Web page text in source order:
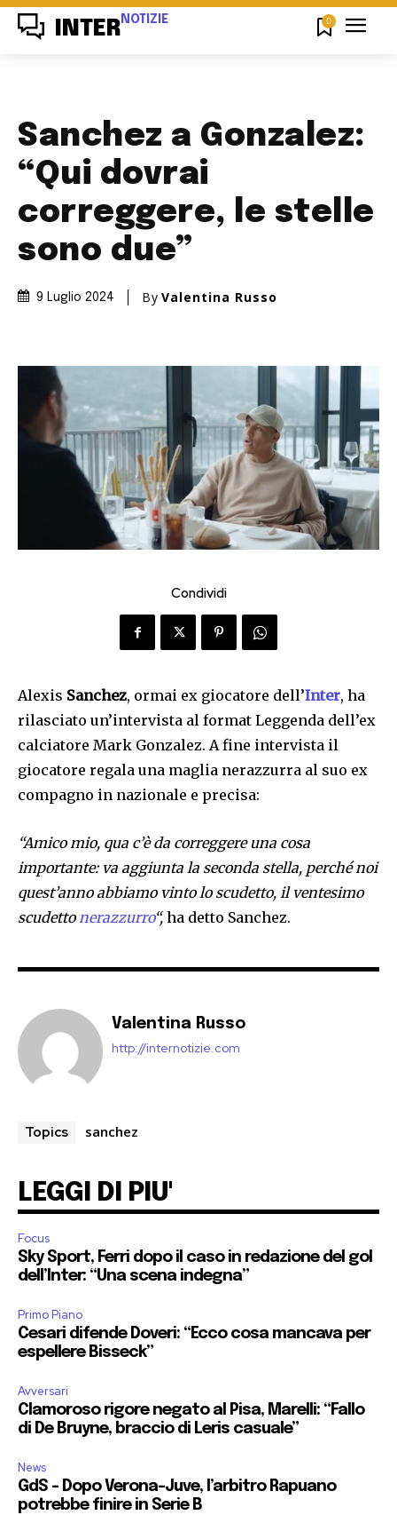
INTER NOTIZIE 0
Sanchez a Gonzalez:
“Qui dovrai
correggere, le stelle
sono due”
9 Luglio 2024 By Valentina Russo
Condividi
Alexis Sanchez, ormai ex giocatore dell’Inter, ha
rilasciato un’intervista al format Leggenda dell’ex
calciatore Mark Gonzalez. A fine intervista il
giocatore regala una maglia nerazzurra al suo ex
compagno in nazionale e precisa:
“Amico mio, qua c’è da correggere una cosa
importante: va aggiunta la seconda stella, perché noi
quest’anno abbiamo vinto lo scudetto, il ventesimo
scudettonerazzurro“, ha detto Sanchez.
Valentina Russo
http://internotizie.com
Topics sanchez
LEGGI DI PIU'
Focus
Sky Sport, Ferri dopo il caso in redazione del gol
dell’Inter: “Una scena indegna”
Primo Piano
Cesari difende Doveri: “Ecco cosa mancava per
espellere Bisseck”
Avversari
Clamoroso rigore negato al Pisa, Marelli: “Fallo
di De Bruyne, braccio di Leris casuale”
News
GdS – Dopo Verona-Juve, l’arbitro Rapuano
potrebbe finire in Serie B